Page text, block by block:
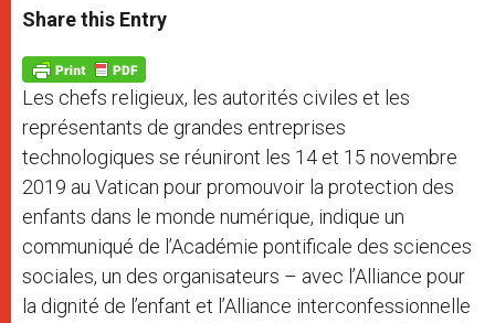
t
s
p
p
s
e
g
e
r
e
b
o
k
Share this Entry
Les chefs religieux, les autorités civiles et les
représentants de grandes entreprises
technologiques se réuniront les 14 et 15 novembre
2019 au Vatican pour promouvoir la protection des
enfants dans le monde numérique, indique un
communiqué de l’Académie pontificale des sciences
sociales, un des organisateurs – avec l’Alliance pour
la dignité de l’enfant et l’Alliance interconfessionnelle